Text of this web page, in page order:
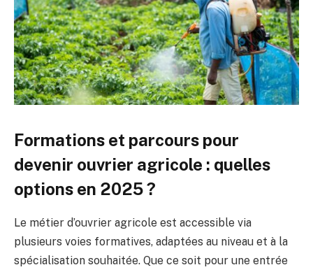
Formations et parcours pour
devenir ouvrier agricole : quelles
options en 2025 ?
Le métier d’ouvrier agricole est accessible via
plusieurs voies formatives, adaptées au niveau et à la
spécialisation souhaitée. Que ce soit pour une entrée